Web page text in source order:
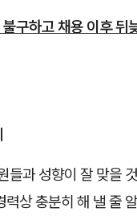
구하고 채용 이후 뒤
들과 성향이 잘 맞을
력상 충분히 해 낼 줄